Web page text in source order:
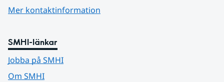
Mer kontaktinformation
SMHI-länkar
Jobba på SMHI
Om SMHI